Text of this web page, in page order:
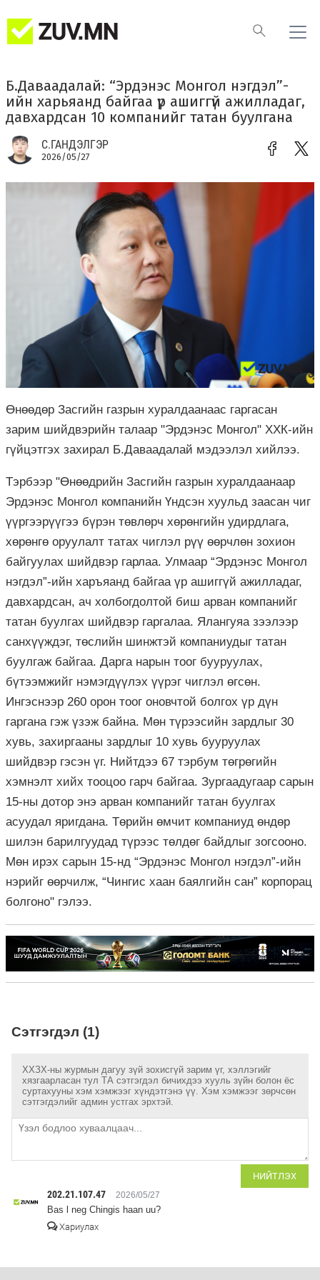
Б.Даваадалай: “Эрдэнэс Монгол нэгдэл”-
ийн харьяанд байгаа үр ашиггүй ажилладаг,
давхардсан 10 компанийг татан буулгана
С.ГАНДЭЛГЭР
2026/05/27
Өнөөдөр Засгийн газрын хуралдаанаас гаргасан
зарим шийдвэрийн талаар "Эрдэнэс Монгол" ХХК-ийн
гүйцэтгэх захирал Б.Даваадалай мэдээлэл хийлээ.
Тэрбээр "Өнөөдрийн Засгийн газрын хуралдаанаар
Эрдэнэс Монгол компанийн Үндсэн хуульд заасан чиг
үүргээрүүгээ бүрэн төвлөрч хөрөнгийн удирдлага,
хөрөнгө оруулалт татах чиглэл рүү өөрчлөн зохион
байгуулах шийдвэр гарлаа. Улмаар “Эрдэнэс Монгол
нэгдэл”-ийн харъяанд байгаа үр ашиггүй ажилладаг,
давхардсан, ач холбогдолтой биш арван компанийг
татан буулгах шийдвэр гаргалаа. Ялангуяа зээлээр
санхүүждэг, төслийн шинжтэй компаниудыг татан
буулгаж байгаа. Дарга нарын тоог бууруулах,
бүтээмжийг нэмэгдүүлэх үүрэг чиглэл өгсөн.
Ингэснээр 260 орон тоог оновчтой болгох үр дүн
гаргана гэж үзэж байна. Мөн түрээсийн зардлыг 30
хувь, захиргааны зардлыг 10 хувь бууруулах
шийдвэр гэсэн үг. Нийтдээ 67 тэрбум төгрөгийн
хэмнэлт хийх тооцоо гарч байгаа. Зургаадугаар сарын
15-ны дотор энэ арван компанийг татан буулгах
асуудал яригдана. Төрийн өмчит компаниуд өндөр
шилэн барилгуудад түрээс төлдөг байдлыг зогсооно.
Мөн ирэх сарын 15-нд “Эрдэнэс Монгол нэгдэл”-ийн
нэрийг өөрчилж, “Чингис хаан баялгийн сан” корпорац
болгоно" гэлээ.
Сэтгэгдэл (1)
ХХЗХ-ны журмын дагуу зүй зохисгүй зарим үг, хэллэгийг
хязгаарласан тул ТА сэтгэгдэл бичихдээ хууль зүйн болон ёс
суртахууны хэм хэмжээг хүндэтгэнэ үү. Хэм хэмжээг зөрчсөн
сэтгэгдэлийг админ устгах эрхтэй.
НИЙТЛЭХ
202.21.107.47 2026/05/27
Bas l neg Chingis haan uu?
Хариулах